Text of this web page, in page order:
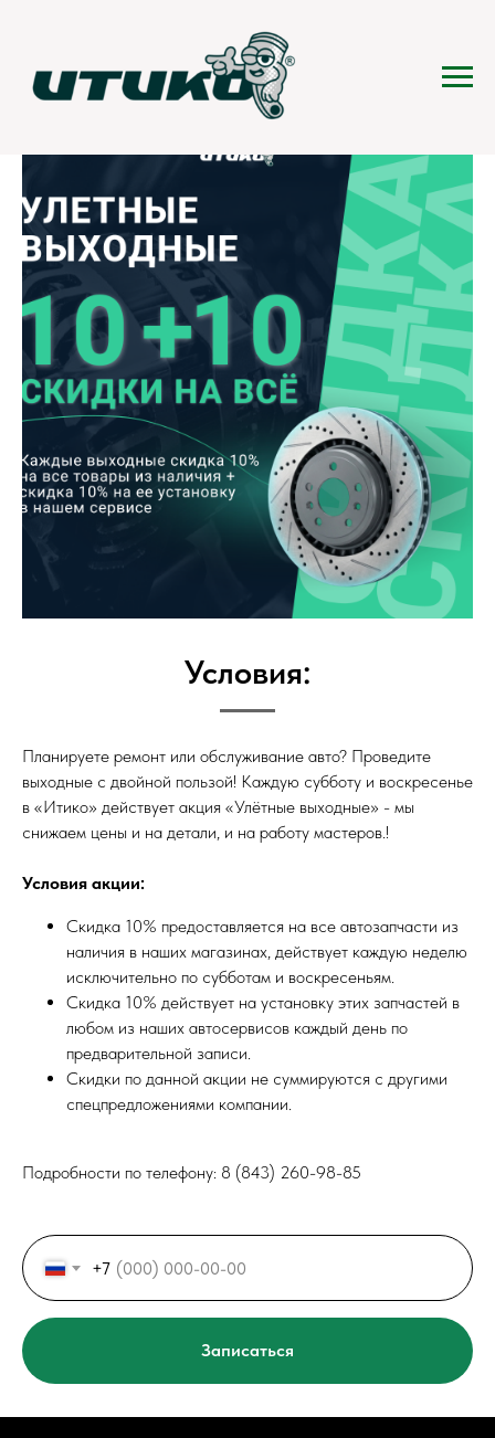
Улетные выходные!
Условия:
Планируете ремонт или обслуживание авто? Проведите
выходные с двойной пользой! Каждую субботу и воскресенье
в «Итико» действует акция «Улётные выходные» - мы
снижаем цены и на детали, и на работу мастеров.!
Условия акции:
Скидка 10% предоставляется на все автозапчасти из
наличия в наших магазинах, действует каждую неделю
исключительно по субботам и воскресеньям.
Скидка 10% действует на установку этих запчастей в
любом из наших автосервисов каждый день по
предварительной записи.
Скидки по данной акции не суммируются с другими
спецпредложениями компании.
Подробности по телефону: 8 (843) 260-98-85
+7
Записаться